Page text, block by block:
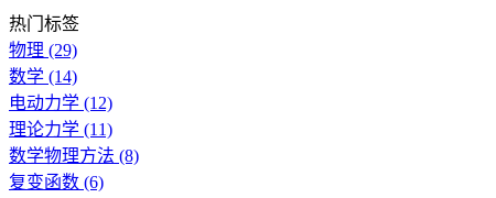
热门标签
物理 (29)
数学 (14)
电动力学 (12)
理论力学 (11)
数学物理方法 (8)
复变函数 (6)